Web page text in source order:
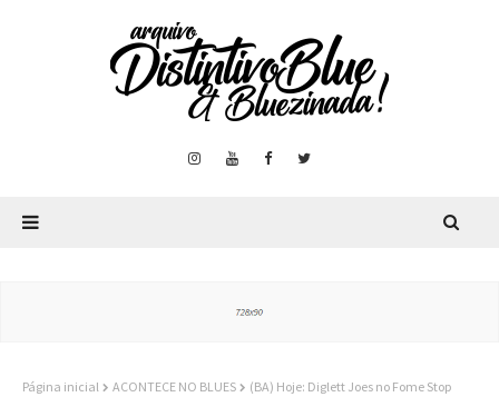
Página inicial ACONTECE NO BLUES (BA) Hoje: Diglett Joes no Fome Stop